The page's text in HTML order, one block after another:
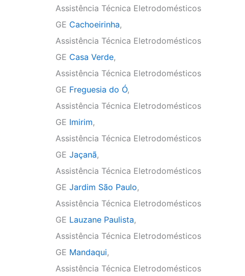
Assistência Técnica Eletrodomésticos
GE Cachoeirinha,
Assistência Técnica Eletrodomésticos
GE Casa Verde,
Assistência Técnica Eletrodomésticos
GE Freguesia do Ó,
Assistência Técnica Eletrodomésticos
GE Imirim,
Assistência Técnica Eletrodomésticos
GE Jaçanã,
Assistência Técnica Eletrodomésticos
GE Jardim São Paulo,
Assistência Técnica Eletrodomésticos
GE Lauzane Paulista,
Assistência Técnica Eletrodomésticos
GE Mandaqui,
Assistência Técnica Eletrodomésticos